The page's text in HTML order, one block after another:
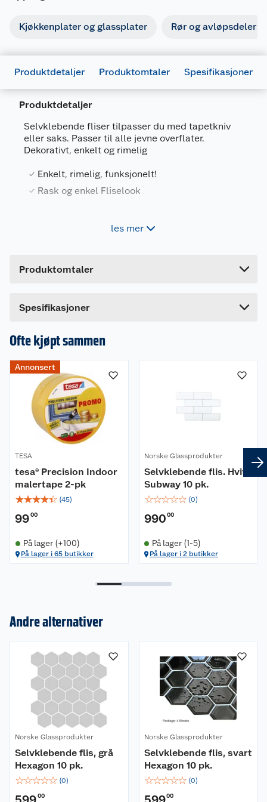
Kjøkkenplater og glassplater Rør og avløpsdeler
Produktdetaljer Produktomtaler Spesifikasjoner
Produktdetaljer
Selvklebende fliser tilpasser du med tapetkniv
eller saks. Passer til alle jevne overflater.
Dekorativt, enkelt og rimelig
Enkelt, rimelig, funksjonelt!
Rask og enkel Fliselook
Riv av papiret på baksiden og legg rett på vegg
les mer
Produktomtaler
Dette produktet har ikke fått noen omtale ennå.
en omtale.
Spesifikasjoner
Artikkelnummer
Leverandørens artikkelnummer
Lengde
Ofte kjøpt sammen
Annonsert
TESA
tesa® Precision Indoor
malertape 2-pk
☆☆☆☆☆ (45)
9900
På lager (+100)
På lager i 65 butikker
Norske Glassprodukter
Selvklebende flis. Hvit
Subway 10 pk.
☆☆☆☆☆ (0)
990 00
På lager (1-5)
På lager i 2 butikker
Andre alternativer
Norske Glassprodukter
Selvklebende flis, grå
Hexagon 10 pk.
☆☆☆☆☆ (0)
00
Norske Glassprodukter
Selvklebende flis, svart
Hexagon 10 pk.
☆☆☆☆☆ (0)
00
Butikker
Kontakt oss
Retur- og angrerett
Reklamasjon
Ofte stilte spørsmål
Pakkesporing
Monteringstjenester
Våre merkevarer
Våre kjeder
Kjøpsvilkår
Personvern
Cookies
Ledige stillinger
Lavprisløfte
Åpent kjøp
Coop medlem
Hageinspirasjon
Oppussing med utemaling
Oppussing med innemaling
Grillens verden
Hage og utemiljø